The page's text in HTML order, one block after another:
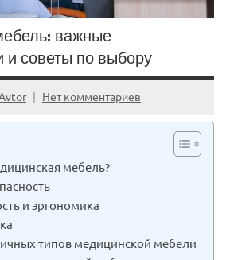
важные
и советы по выбору
Нет комментариев
мебель?
и эргономика
типов медицинской мебели